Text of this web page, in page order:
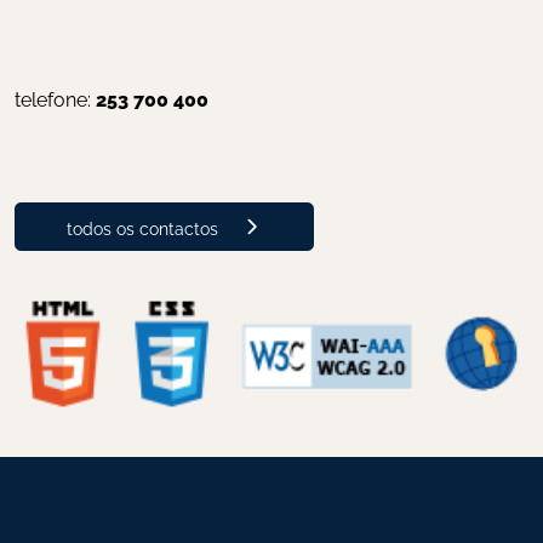
telefone: 253 700 400
todos os contactos